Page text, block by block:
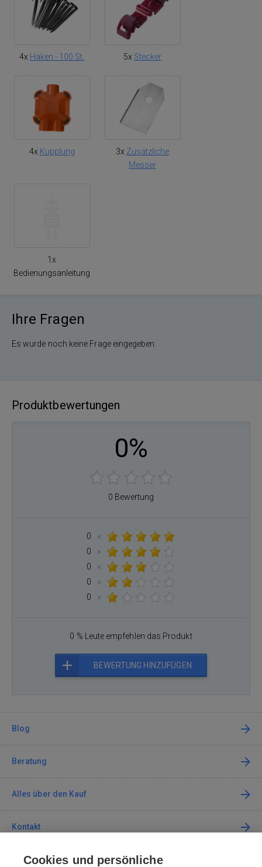
4x Haken - 100 St. 5x Stecker
4x Kupplung 3x Zusätzliche
Messer
1x
Bedienungsanleitung
Ihre Fragen
Es wurde noch keine Frage eingegeben.
Produktbewertungen
0%
0 Bewertung
0
×
0
×
0
×
0
×
0
×
0 % Leute empfehlen das Produkt
BEWERTUNG HINZUFÜGEN
Blog
Beratung
Alles über den Kauf
Kontakt
Kontaktieren Sie uns
Cookies und persönliche